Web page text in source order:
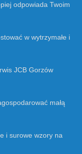
odpowiada Twoim
w wytrzymałe i
JCB Gorzów
małą
i surowe wzory na